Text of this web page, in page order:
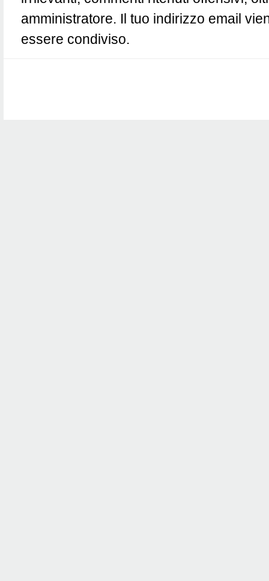
amministratore. Il tuo indirizzo email
essere condiviso.